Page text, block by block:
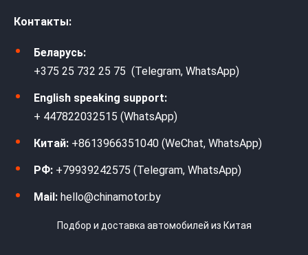
Контакты:
Беларусь:
+375 25 732 25 75 (Telegram, WhatsApp)
English speaking support:
+ 447822032515 (WhatsApp)
Китай: +8613966351040 (WeChat, WhatsApp)
РФ: +79939242575 (Telegram, WhatsApp)
Mail: hello@chinamotor.by
Подбор и доставка автомобилей из Китая